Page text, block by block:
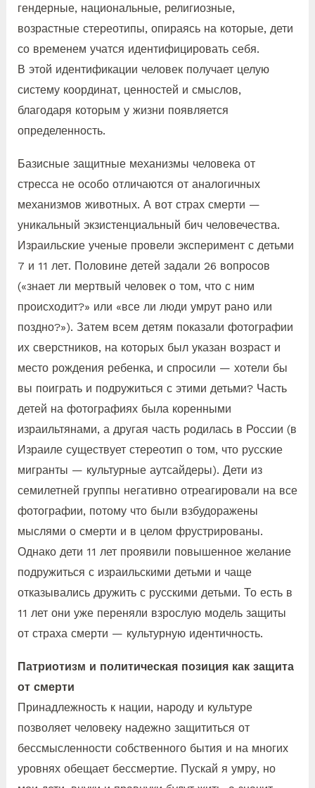
гендерные, национальные, религиозные,
возрастные стереотипы, опираясь на которые, дети
со временем учатся идентифицировать себя.
В этой идентификации человек получает целую
систему координат, ценностей и смыслов,
благодаря которым у жизни появляется
определенность.
Базисные защитные механизмы человека от
стресса не особо отличаются от аналогичных
механизмов животных. А вот страх смерти —
уникальный экзистенциальный бич человечества.
Израильские ученые провели эксперимент с детьми
7 и 11 лет. Половине детей задали 26 вопросов
(«знает ли мертвый человек о том, что с ним
происходит?» или «все ли люди умрут рано или
поздно?»). Затем всем детям показали фотографии
их сверстников, на которых был указан возраст и
место рождения ребенка, и спросили — хотели бы
вы поиграть и подружиться с этими детьми? Часть
детей на фотографиях была коренными
израильтянами, а другая часть родилась в России (в
Израиле существует стереотип о том, что русские
мигранты — культурные аутсайдеры). Дети из
семилетней группы негативно отреагировали на все
фотографии, потому что были взбудоражены
мыслями о смерти и в целом фрустрированы.
Однако дети 11 лет проявили повышенное желание
подружиться с израильскими детьми и чаще
отказывались дружить с русскими детьми. То есть в
11 лет они уже переняли взрослую модель защиты
от страха смерти — культурную идентичность.
Патриотизм и политическая позиция как защита
от смерти
Принадлежность к нации, народу и культуре
позволяет человеку надежно защититься от
бессмысленности собственного бытия и на многих
уровнях обещает бессмертие. Пускай я умру, но